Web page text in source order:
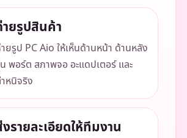
ยรูปสินค้า
ยรูป PC Aio ให้เห็นด้านหน้า ด้านหลัง
พอร์ต สภาพจอ อะแดปเตอร์ และ
หนิจริง
รายละเอียดให้ทีมงาน